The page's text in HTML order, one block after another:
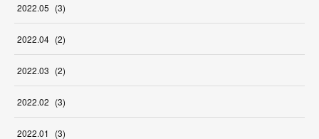
2022.05 (3)
2022.04 (2)
2022.03 (2)
2022.02 (3)
2022.01 (3)